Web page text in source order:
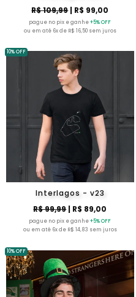
R$ 109,99| R$ 99,00
pague no pix e ganhe+5% OFF
ou em até 6x de R$ 16,50 sem juros
Interlagos - v23
R$ 99,99| R$ 89,00
pague no pix e ganhe+5% OFF
ou em até 6x de R$ 14,83 sem juros
10% OFF
10% OFF